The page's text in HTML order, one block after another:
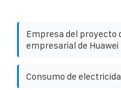
Empresa del proyecto
empresarial de Huawei
Consumo de